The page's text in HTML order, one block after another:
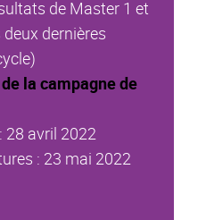
de Master 1 et
dernières
la campagne de
28 avril 2022
: 23 mai 2022